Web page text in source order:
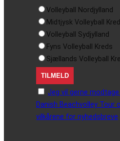
Volleyball Nordjylland
Midtjysk Volleyball
Volleyball Sydjylland
Fyns Volleyball Kreds
Sjællands Volleyball
Jeg vil gerne
Danish Beachvolley Tour
vilkårene for nyhedsbreve